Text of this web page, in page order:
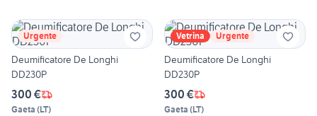
Urgente
Deumificatore De Longhi
DD230P
300 €
Gaeta (LT)
Vetrina Urgente
Deumificatore De Longhi
DD230P
300 €
Gaeta (LT)